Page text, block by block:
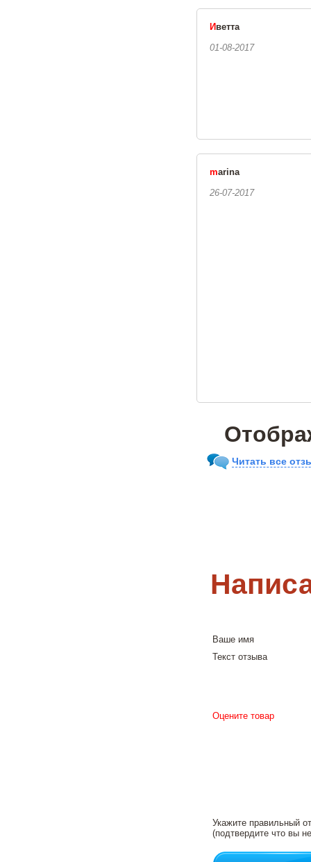
Иветта
01-08-2017
marina
26-07-2017
Читать все
Ваше имя
Текст отзыва
Оцените товар
Укажите правильный
(подтвердите что вы